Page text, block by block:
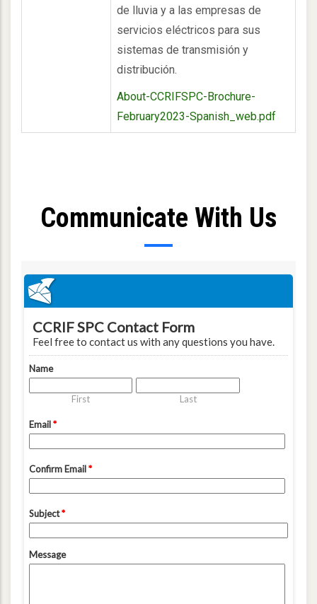
de lluvia y a las empresas de
servicios eléctricos para sus
sistemas de transmisión y
distribución.
About-CCRIFSPC-Brochure-
February2023-Spanish_web.pdf
Communicate With Us